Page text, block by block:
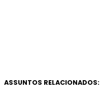
ASSUNTOS RELACIONADOS: